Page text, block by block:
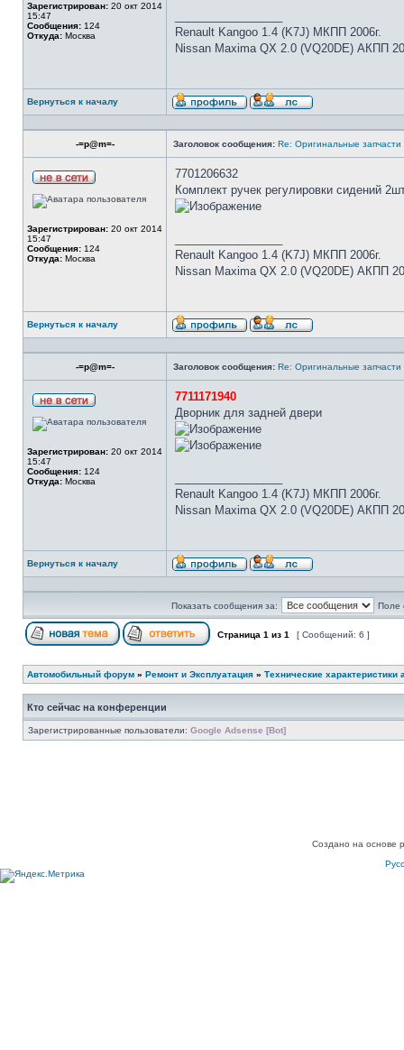
Зарегистрирован: 20 окт 2014
15:47
Сообщения: 124
Откуда: Москва
Renault Kangoo 1.4 (K7J) МКПП 2006г.
Nissan Maxima QX 2.0 (VQ20DE) АКПП
Вернуться к началу
-=p@m=- Заголовок сообщения: Re: Оригинальные
Зарегистрирован: 20 окт 2014
15:47
Сообщения: 124
Откуда: Москва
7701206632
Комплект ручек регулировки сидений
Renault Kangoo 1.4 (K7J) МКПП 2006г.
Nissan Maxima QX 2.0 (VQ20DE) АКПП
Вернуться к началу
-=p@m=- Заголовок сообщения: Re: Оригинальные
Зарегистрирован: 20 окт 2014
15:47
Сообщения: 124
Откуда: Москва
7711171940
Дворник для задней двери
Renault Kangoo 1.4 (K7J) МКПП 2006г.
Nissan Maxima QX 2.0 (VQ20DE) АКПП
Вернуться к началу
Показать сообщения за: Поле
Страница 1 из 1 [ Сообщений: 6 ]
Автомобильный форум » Ремонт и Эксплуатация » Технические характеристики
Кто сейчас на конференции
Зарегистрированные пользователи: Google Adsense [Bot]
Создано на основе